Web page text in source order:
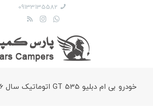
09133135582
خودرو بی ام دبلیو 535 GT اتوماتیک سال 2016